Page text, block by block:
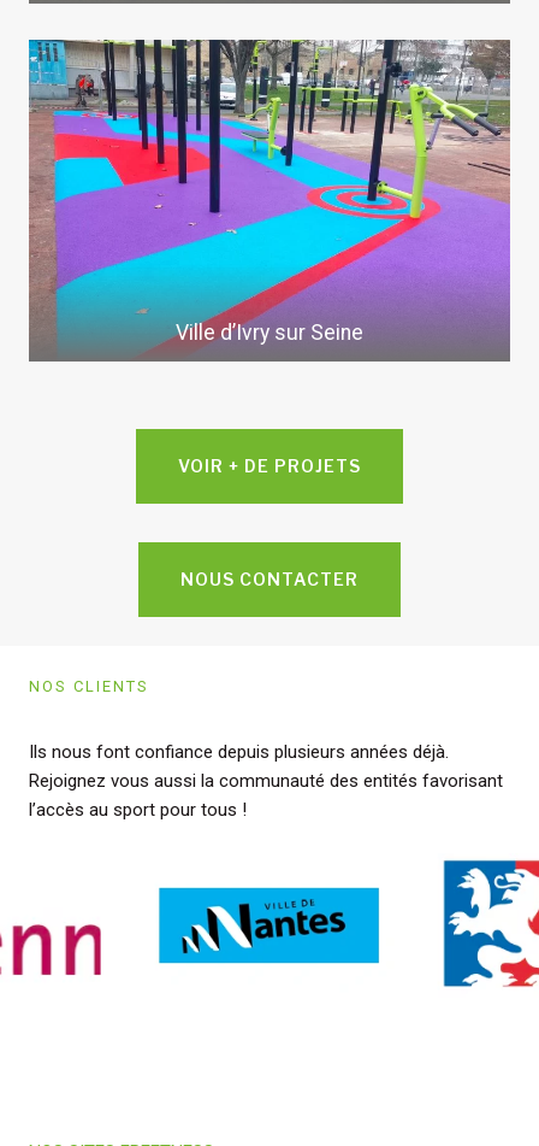
Ville d’Ivry sur Seine
VOIR + DE PROJETS
NOUS CONTACTER
NOS CLIENTS
Ils nous font confiance depuis plusieurs années déjà.
Rejoignez vous aussi la communauté des entités favorisant
l’accès au sport pour tous !